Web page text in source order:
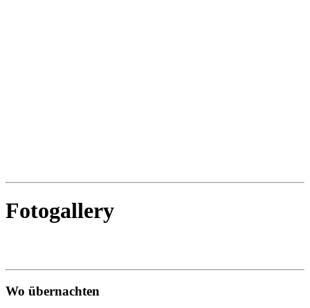
Fotogallery
Wo übernachten